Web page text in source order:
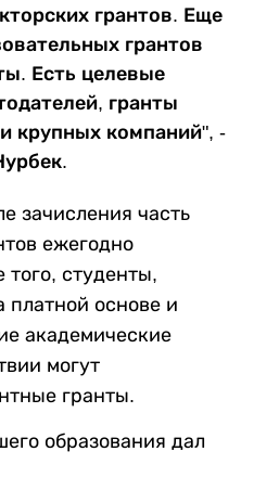
грантов. Еще
грантов
Есть целевые
гранты
крупных компаний", -
зачисления часть
ежегодно
студенты,
платной основе и
академические
могут
гранты.
образования дал